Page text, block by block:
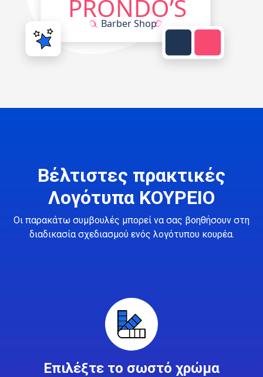
Βέλτιστες πρακτικές
Λογότυπα ΚΟΥΡΕΙΟ
Οι παρακάτω συμβουλές μπορεί να σας βοηθήσουν στη
διαδικασία σχεδιασμού ενός λογότυπου κουρέα.
Επιλέξτε το σωστό χρώμα